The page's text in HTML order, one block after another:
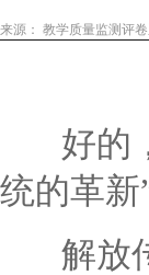
来源： 教学质量监测评
好的，
统的革
解放传